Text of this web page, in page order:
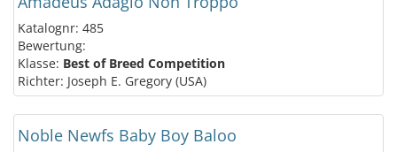
Katalognr: 485
Bewertung:
Klasse: Best of Breed Competition
Richter: Joseph E. Gregory (USA)
Noble Newfs Baby Boy Baloo